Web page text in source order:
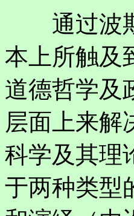
通过波斯
本上所触及
道德哲学及
层面上来解
科学及其理
于两种类型